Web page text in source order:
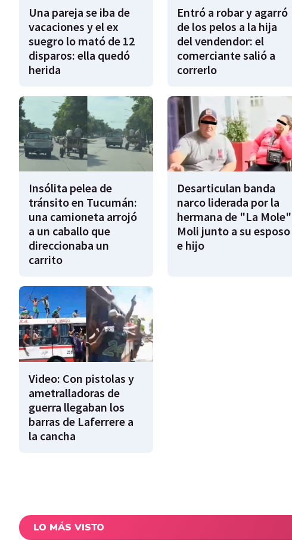
Una pareja se iba de
vacaciones y el ex
suegro lo mató de 12
disparos: ella quedó
herida
Entró a robar y agarró
de los pelos a la hija
del vendendor: el
comerciante salió a
correrlo
Insólita pelea de
tránsito en Tucumán:
una camioneta arrojó
a un caballo que
direccionaba un
carrito
Desarticulan banda
narco liderada por la
hermana de "La Mole"
Moli junto a su esposo
e hijo
Video: Con pistolas y
ametralladoras de
guerra llegaban los
barras de Laferrere a
la cancha
LO MÁS VISTO